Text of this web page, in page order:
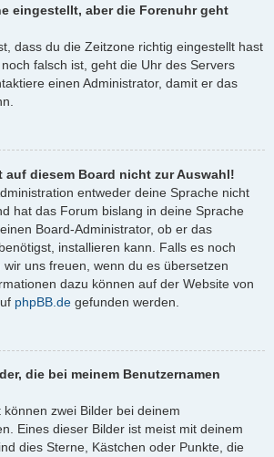
eingestellt, aber die Forenuhr geht
dass du die Zeitzone richtig eingestellt hast
falsch ist, geht die Uhr des Servers
einen Administrator, damit er das
auf diesem Board nicht zur Auswahl!
entweder deine Sprache nicht
hat das Forum bislang in deine Sprache
Board-Administrator, ob er das
installieren kann. Falls es noch
uns freuen, wenn du es übersetzen
dazu können auf der Website von
phpBB.de gefunden werden.
die bei meinem Benutzernamen
zwei Bilder bei deinem
Eines dieser Bilder ist meist mit deinem
dies Sterne, Kästchen oder Punkte, die